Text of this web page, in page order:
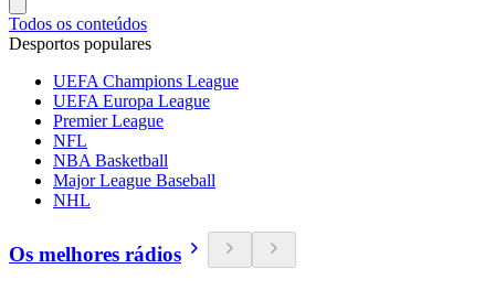
Todos os conteúdos
Desportos populares
UEFA Champions League
UEFA Europa League
Premier League
NFL
NBA Basketball
Major League Baseball
NHL
Os melhores rádios